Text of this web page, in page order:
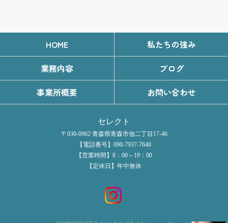
HOME
私たちの強み
業務内容
ブログ
事業所概要
お問い合わせ
セレクト
〒030-0962 青森県青森市佃二丁目17-46
【電話番号】090-7937-7640
【営業時間】8：00～19：00
【定休日】年中無休